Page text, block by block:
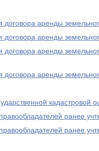
аренды
договора аренды
аренды
аренды
кадастровой
ранее
ранее